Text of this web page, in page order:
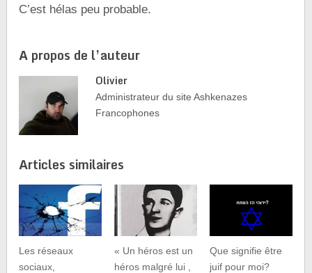
C’est hélas peu probable.
A propos de l’auteur
Olivier
Administrateur du site Ashkenazes
Francophones
Articles similaires
Les réseaux
sociaux,
« Un héros est un
héros malgré lui ,
Que signifie être
juif pour moi?